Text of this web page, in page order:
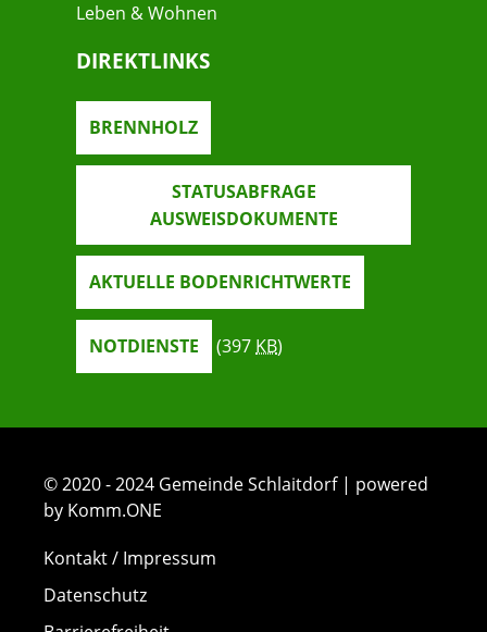
Leben & Wohnen
DIREKTLINKS
BRENNHOLZ
STATUSABFRAGE
AUSWEISDOKUMENTE
AKTUELLE BODENRICHTWERTE
NOTDIENSTE (397 KB)
© 2020 - 2024 Gemeinde Schlaitdorf | powered
by Komm.ONE
Kontakt / Impressum
Datenschutz